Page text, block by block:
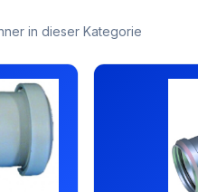
in dieser Kategorie